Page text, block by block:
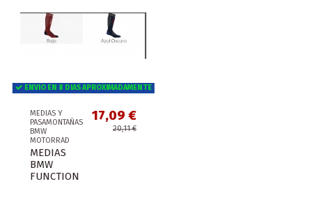
ENVIO EN 8 DIAS APROXIMADAMENTE
MEDIAS Y
PASAMONTAÑAS
BMW
MOTORRAD
MEDIAS
BMW
FUNCTION
17,09 €
20,11 €